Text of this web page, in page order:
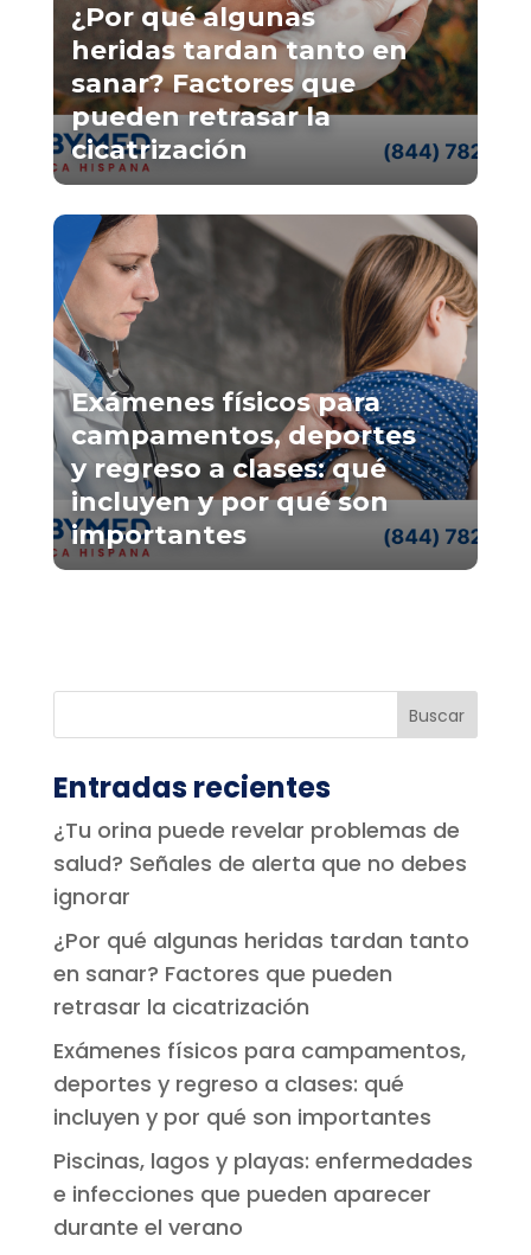
¿Por qué algunas
heridas tardan tanto en
sanar? Factores que
pueden retrasar la
cicatrización
Exámenes físicos para
campamentos, deportes
y regreso a clases: qué
incluyen y por qué son
importantes
Entradas recientes
¿Tu orina puede revelar problemas de
salud? Señales de alerta que no debes
ignorar
¿Por qué algunas heridas tardan tanto
en sanar? Factores que pueden
retrasar la cicatrización
Exámenes físicos para campamentos,
deportes y regreso a clases: qué
incluyen y por qué son importantes
Piscinas, lagos y playas: enfermedades
e infecciones que pueden aparecer
durante el verano